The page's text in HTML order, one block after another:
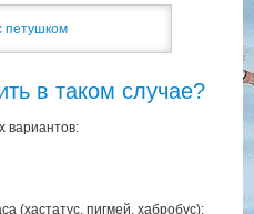
в таком случае?
вариантов:
(хастатус, пигмей, хабробус);